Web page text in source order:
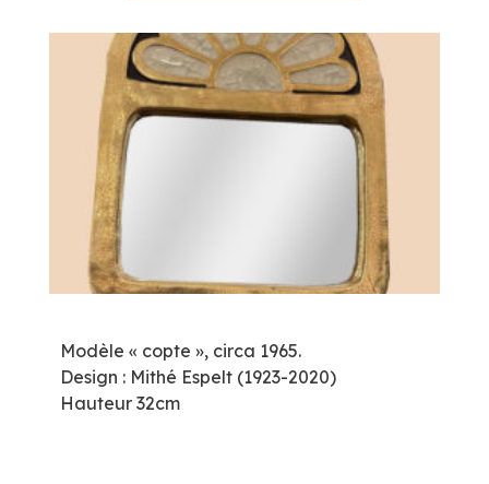
Modèle « copte », circa 1965.
Design : Mithé Espelt (1923-2020)
Hauteur 32cm